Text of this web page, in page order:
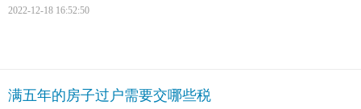
2022-12-18 16:52:50
满五年的房子过户需要交哪些税